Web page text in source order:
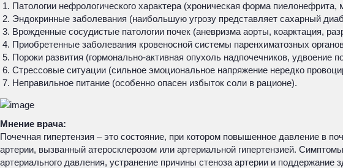
Патологии нефрологического характера (хроническая форма
Эндокринные заболевания (наибольшую угрозу представляет сахарный
Врожденные сосудистые патологии почек (аневризма аорты, коарктация,
Приобретенные заболевания кровеносной системы паренхиматозных
Пороки развития (гормонально-активная опухоль надпочечников, удвоение
Стрессовые ситуации (сильное эмоциональное напряжение нередко
Неправильное питание (особенно опасен избыток соли в рационе).
Мнение врача:
Почечная гипертензия – это состояние, при котором повышенное давление в
артерии, вызванный атеросклерозом или артериальной гипертензией.
артериального давления, устранение причины стеноза артерии и